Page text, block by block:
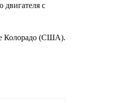
двигателя с
Колорадо (США).